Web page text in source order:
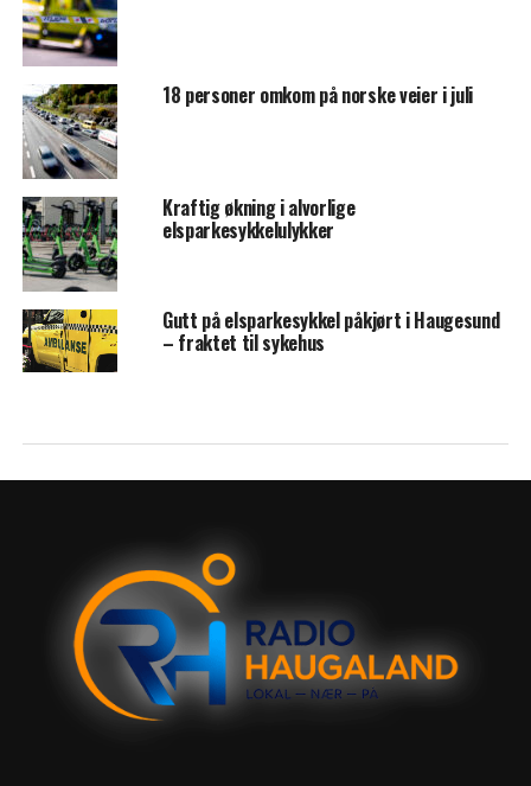
18 personer omkom på norske veier i juli
Kraftig økning i alvorlige
elsparkesykkelulykker
Gutt på elsparkesykkel påkjørt i Haugesund
– fraktet til sykehus